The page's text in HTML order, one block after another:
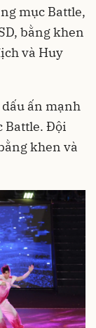
mục Battle,
bằng khen
và Huy
ấn mạnh
Battle. Đội
khen và